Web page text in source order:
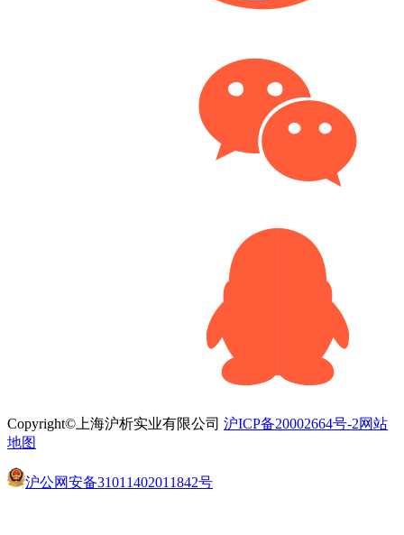
Copyright©上海沪析实业有限公司 沪ICP备20002664号-2网站
地图
沪公网安备31011402011842号